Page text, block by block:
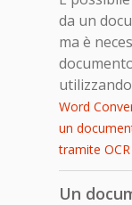
da un
ma è
Word
un
tramite
Un